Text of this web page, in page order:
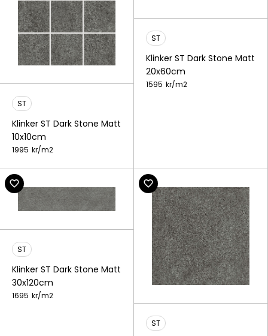
ST
Klinker ST Dark Stone Matt
10x10cm
1995 kr/m2
ST
Klinker ST Dark Stone Matt
20x60cm
1595 kr/m2
ST
Klinker ST Dark Stone Matt
30x120cm
1695 kr/m2
ST